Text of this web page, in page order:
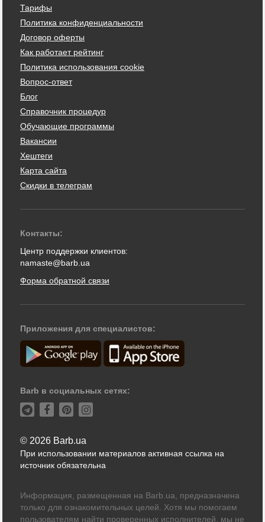
Тарифы
Политика конфиденциальности
Договор оферты
Как работает рейтинг
Политика использования cookie
Вопрос-ответ
Блог
Справочник процедур
Обучающие программы
Вакансии
Хештеги
Карта сайта
Скидки в телеграм
Контакты:
Центр поддержки клиентов:
namaste@barb.ua
Форма обратной связи
Приложения для специалистов:
Barb в социальных сетях:
© 2026 Barb.ua
При использовании материалов активная ссылка на
источник обязательна
Информация, размещенная на Barb.ua, предназначена
только для ознакомительных целей. Хотя мы помогаем
пользователям найти проверенных исполнителей, мы не